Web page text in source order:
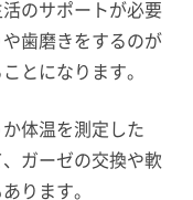
のサポートが必要
歯磨きをするのが
とになります。
体温を測定した
ガーゼの交換や軟
ります。